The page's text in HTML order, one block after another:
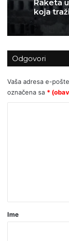
12/03/2026
koja
Odgovori
Vaša adresa e-
označena sa *
rIme